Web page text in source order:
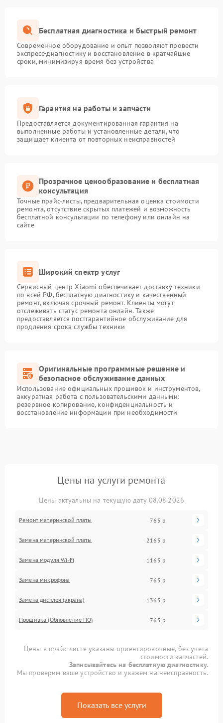
Бесплатная диагностика и быстрый ремонт
Современное оборудование и опыт позволяют провести
экспресс-диагностику и восстановление в кратчайшие
сроки, минимизируя время без устройства
Гарантия на работы и запчасти
Предоставляется документированная гарантия на
выполненные работы и установленные детали, что
защищает клиента от повторных неисправностей
Прозрачное ценообразование и бесплатная
консультация
Точные прайс-листы, предварительная оценка стоимости
ремонта, отсутствие скрытых платежей и возможность
бесплатной консультации по телефону или онлайн на
сайте
Широкий спектр услуг
Сервисный центр Xiaomi обеспечивает доставку техники
по всей РФ, бесплатную диагностику и качественный
ремонт, включая срочный ремонт. Клиенты могут
отслеживать статус ремонта онлайн. Также
предоставляется постгарантийное обслуживание для
продления срока службы техники
Оригинальные программные решение и
безопасное обслуживание данных
Использование официальных прошивок и инструментов,
аккуратная работа с пользовательскими данными:
резервное копирование, конфиденциальность и
восстановление информации при необходимости
Цены на услуги ремонта
Цены актуальны на текущую дату 08.08.2026
Ремонт материнской платы 765 р
Замена материнской платы 2165 р
Замена модуля Wi-Fi 1165 р
Замена микрофона 765 р
Замена дисплея (экрана) 1365 р
Прошивка (Обновление ПО) 765 р
Цены в прайс-листе указаны ориентировочные, без учета
стоимости запчастей.
Записывайтесь на бесплатную диагностику.
Мы проверим ваше устройство и укажем на неисправность.
Показать все услуги